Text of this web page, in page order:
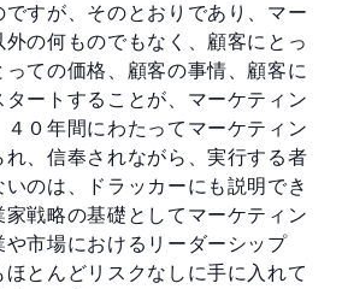
すが、そのとおりであり、マー
の何ものでもなく、顧客にとっ
ての価格、顧客の事情、顧客に
タートすることが、マーケティン
０年間にわたってマーケティン
れ、信奉されながら、実行する者
のは、ドラッカーにも説明でき
戦略の基礎としてマーケティン
や市場におけるリーダーシップ
ほとんどリスクなしに手に入れて